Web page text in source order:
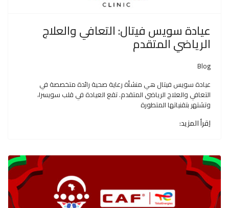
عيادة سويس فيتال: التعافي والعلاج
الرياضي المتقدم
Blog
عيادة سويس فيتال هي منشأة رعاية صحية رائدة متخصصة في
التعافي والعلاج الرياضي المتقدم. تقع العيادة في قلب سويسرا،
وتشتهر بتقنياتها المتطورة
اِقرأ المزيد: